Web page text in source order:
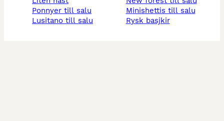
ponnyer till salu
lusitano till salu
minishettis till salu
rysk basjkir